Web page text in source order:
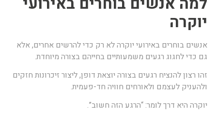
יוקרה
אנשים בוחרים באירועי יוקרה לא רק כדי להרשים אחרים, אלא
גם כדי לחגוג רגעים משמעותיים בחייהם בצורה מיוחדת.
זהו רצון להנציח רגעים בצורה יוצאת דופן, ליצור זיכרונות חזקים
ולהעניק לעצמם ולאורחים חוויה חד-פעמית.
יוקרה היא דרך לומר: “הרגע הזה חשוב”.